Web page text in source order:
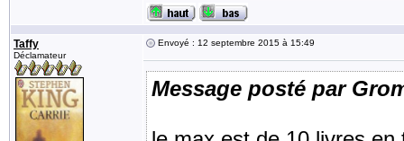
Taffy
Déclamateur
Envoyé : 12 septembre 2015 à 15:49
Message posté par